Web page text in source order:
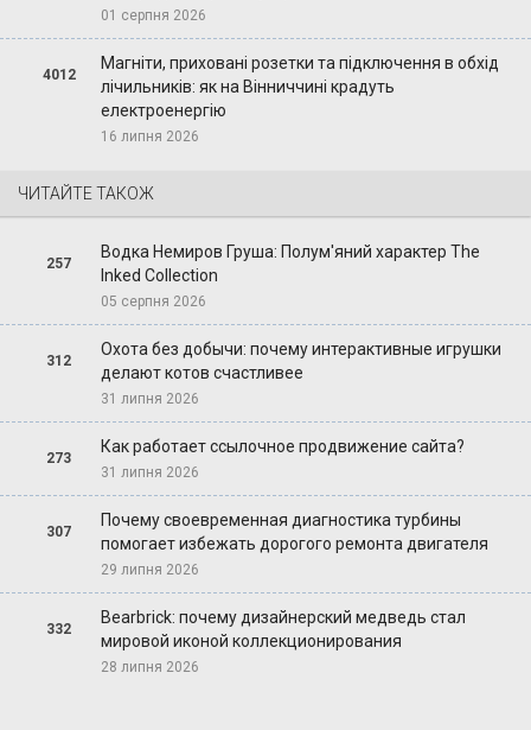
01 серпня 2026
4012
Магніти, приховані розетки та підключення в обхід
лічильників: як на Вінниччині крадуть
електроенергію
16 липня 2026
ЧИТАЙТЕ ТАКОЖ
257
Водка Немиров Груша: Полум'яний характер The
Inked Collection
05 серпня 2026
312
Охота без добычи: почему интерактивные игрушки
делают котов счастливее
31 липня 2026
273
Как работает ссылочное продвижение сайта?
31 липня 2026
307
Почему своевременная диагностика турбины
помогает избежать дорогого ремонта двигателя
29 липня 2026
332
Bearbrick: почему дизайнерский медведь стал
мировой иконой коллекционирования
28 липня 2026